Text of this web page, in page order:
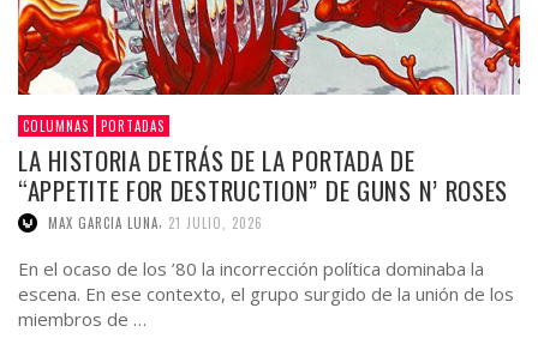
COLUMNAS PORTADAS
LA HISTORIA DETRÁS DE LA PORTADA DE
“APPETITE FOR DESTRUCTION” DE GUNS N’ ROSES
MAX GARCIA LUNA 21 JULIO, 2026
En el ocaso de los ’80 la incorrección política dominaba la
escena. En ese contexto, el grupo surgido de la unión de los
miembros de …